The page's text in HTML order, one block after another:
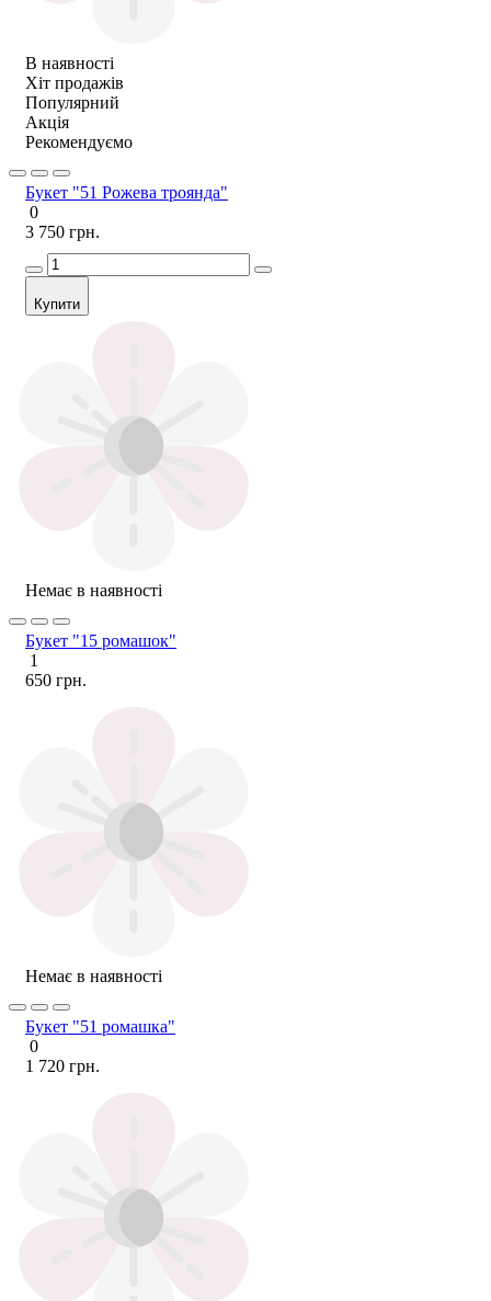
В наявності
Хіт продажів
Популярний
Акція
Рекомендуємо
Букет "51 Рожева троянда"
0
3 750 грн.
Купити
Немає в наявності
Букет "15 ромашок"
1
650 грн.
Немає в наявності
Букет "51 ромашка"
0
1 720 грн.